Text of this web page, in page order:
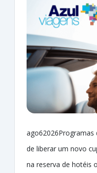
ago62026Programas
de liberar um novo
na reserva de hotéis